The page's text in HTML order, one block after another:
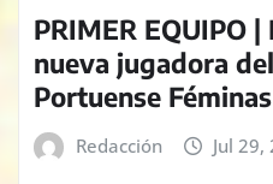
PRIMER EQUIPO
nueva jugadora
Portuense Féminas
Redacción Jul 29,